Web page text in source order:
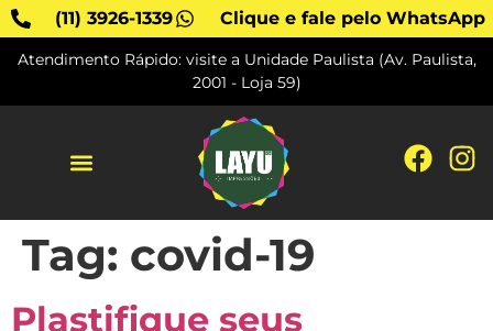
(11) 3926-1339 Clique e fale pelo WhatsApp
Atendimento Rápido: visite a Unidade Paulista (Av. Paulista,
2001 - Loja 59)
Tag: covid-19
Plastifique seus